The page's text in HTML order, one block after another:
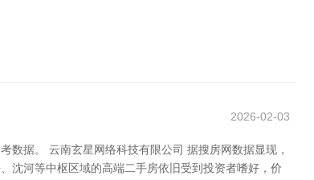
2026-02-03
数据。 云南玄星网络科技有限公司 据搜房网数据显现，
沈河等中枢区域的高端二手房依旧受到投资者嗜好，价